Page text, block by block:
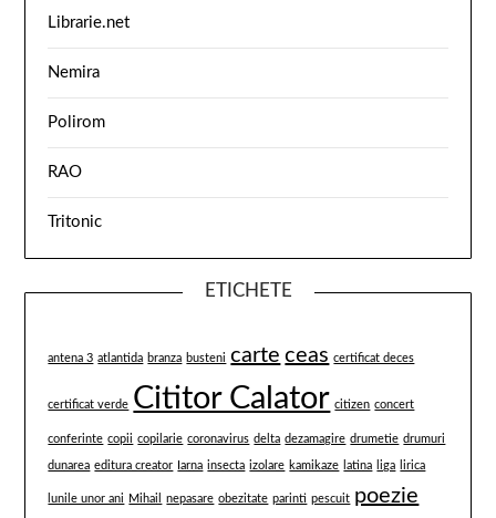
Librarie.net
Nemira
Polirom
RAO
Tritonic
ETICHETE
antena 3 atlantida branza busteni carte ceas certificat deces
certificat verde Cititor Calator citizen concert
conferinte copii copilarie coronavirus delta dezamagire drumetie drumuri
dunarea editura creator Iarna insecta izolare kamikaze latina liga lirica
lunile unor ani Mihail nepasare obezitate parinti pescuit poezie